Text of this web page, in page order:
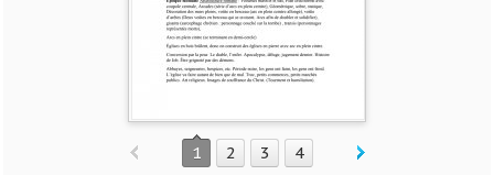
1 2 3 4